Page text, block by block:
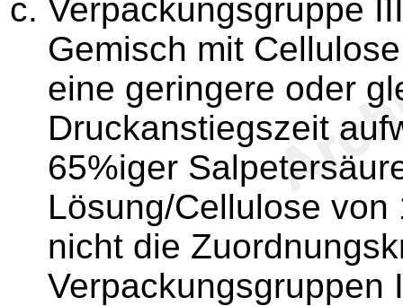
Verpackungsgruppe
Gemisch mit
eine geringere oder
Druckanstiegszeit
65%iger
Lösung/Cellulose
nicht die
Verpackungsgruppen